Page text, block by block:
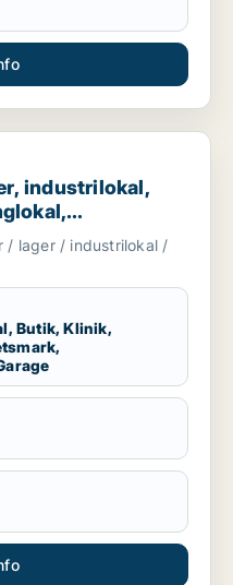
butik, klinik,
industrilokal,
hotell
/ lager / industrilokal /
Butik, Klinik,